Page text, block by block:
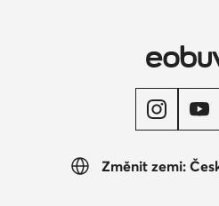
Změnit zemi: